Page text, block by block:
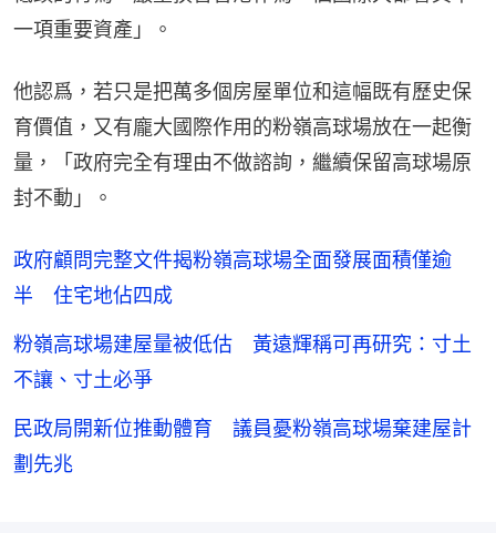
一項重要資產」。
他認爲，若只是把萬多個房屋單位和這幅既有歷史保
育價值，又有龐大國際作用的粉嶺高球場放在一起衡
量，「政府完全有理由不做諮詢，繼續保留高球場原
封不動」。
政府顧問完整文件揭粉嶺高球場全面發展面積僅逾
半 住宅地佔四成
粉嶺高球場建屋量被低估 黃遠輝稱可再研究：寸土
不讓、寸土必爭
民政局開新位推動體育 議員憂粉嶺高球場棄建屋計
劃先兆